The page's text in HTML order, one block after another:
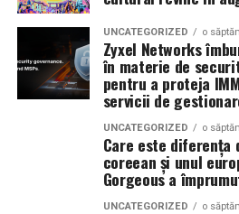
eficientă de generare a lead-urilor
Campaniile moderne permit
publicului și optimizarea
lucru contribuie la creșterea
îmbunătățirea performanței
O strategie digitală eficientă
La La Lime
– prospețime
Dacă preferi parfumurile fresh,
La Lime este alegerea potrivită.
Parfumul este construit în jurul
completat de un acord de
Akigalawood, o notă lemnoasă
profunzime și persistență.
UNCATEGORIZED o
Zyxel Networks
în materie de
pentru a proteja
servicii de
UNCATEGORIZED o
Care este diferența
coreean și unul
Gorgeous a
UNCATEGORIZED o